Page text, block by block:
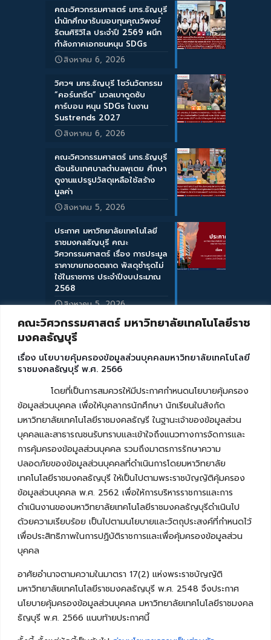
คณะวิศวกรรมศาสตร์ มหาวิทยาลัยเทคโนโลยีราช
มงคลธัญบุรี
เรื่อง นโยบายคุ้มครองข้อมูลส่วนบุคคลมหาวิทยาลัยเทคโนโลยี
ราชมงคลธัญบุรี พ.ศ. 2566
โดยที่เป็นการสมควรให้มีประกาศกำหนดนโยบายคุ้มครอง
ข้อมูลส่วนบุคคล เพื่อให้บุคลากรนักศึกษา นักเรียนในสังกัด
มหาวิทยาลัยเทคโนโลยีราชมงคลธัญรี ในฐานะเจ้าของข้อมูลส่วน
บุคคลและสาธารณชนรับทราบและเข้าใจถึงแนวทางการจัดการและ
การคุ้มครองข้อมูลส่วนบุคคล รวมถึงมาตรการรักษาความ
ปลอดภัยของข้อมูลส่วนบุคคลที่ดำเนินการโดยมหาวิทยาลัย
เทคโนโลยีราชมงคลธัญบุรี ให้เป็นไปตามพระราชบัญญัติคุ้มครอง
ข้อมูลส่วนบุคคล พ.ศ. 2562 เพื่อให้การบริหารราชการและการ
ดำเนินงานของมหาวิทยาลัยเทคโนโลยีราชมงคลธัญบุรีดำเนินไป
ด้วยความเรียบร้อย เป็นไปตามนโยบายและวัตถุประสงค์ที่กำหนดไว้
เพื่อประสิทธิภาพในการปฏิบัติราชการและเพื่อคุ้มครองข้อมูลส่วน
บุคคล
อาศัยอำนาจตามความในมาตรา 17(2) แห่งพระราชบัญญัติ
มหาวิทยาลัยเทคโนโลยีราชมงคลธัญบุรี พ.ศ. 2548 จึงประกาศ
นโยบายคุ้มครองข้อมูลส่วนบุคคล มหาวิทยาลัยเทคโนโลยีราชมงคล
ธัญบุรี พ.ศ. 2566 แนบท้ายประกาศนี้
คณะวิศวกรรมศาสตร์ มทร.ธัญบุรี
นำนักศึกษารับมอบทุนคุณวิพงษ์
รัตนศิริวิไล ประจำปี 2569 ผนึก
กำลังภาคเอกชนหนุน SDGs
สิงหาคม 6, 2026
วิศวฯ มทร.ธัญบุรี โชว์นวัตกรรม
“คอร์นกรีต” มวลเบาดูดซับ
คาร์บอน หนุน SDGs ในงาน
Sustrends 2027
สิงหาคม 6, 2026
คณะวิศวกรรมศาสตร์ มทร.ธัญบุรี
ต้อนรับเทศบาลตำบลพุเตย ศึกษา
ดูงานแปรรูปวัสดุเหลือใช้สร้าง
มูลค่า
สิงหาคม 5, 2026
ประกาศ มหาวิทยาลัยเทคโนโลยี
ราชมงคลธัญบุรี คณะ
วิศวกรรมศาสตร์ เรื่อง การประมูล
ราคาขายทอดตลาด พัสดุชำรุดไม่
ใช้ในราชการ ประจำปีงบประมาณ
2568
สิงหาคม 5, 2026